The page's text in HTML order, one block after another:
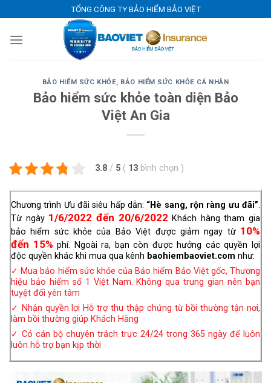
to
content
TỔNG CÔNG TY BẢO HIỂM BẢO VIỆT
BẢO HIỂM SỨC KHỎE, BẢO HIỂM SỨC KHỎE CÁ NHÂN
Bảo hiểm sức khỏe toàn diện Bảo
Việt An Gia
3.8 / 5 ( 13 bình chọn )
Chương trình Ưu đãi siêu hấp dẫn: “Hè sang, rộn ràng ưu đãi”.
Từ ngày 1/6/2022 đến 20/6/2022 Khách hàng tham gia
bảo hiểm sức khỏe của Bảo Việt được giảm ngay từ 10%
đến 15% phí. Ngoài ra, bạn còn được hưởng các quyền lợi
độc quyền khác khi mua qua kênh baohiembaoviet.com như:
✓ Mua bảo hiểm sức khỏe của Bảo hiểm Bảo Việt gốc, Thương
hiệu bảo hiểm số 1 Việt Nam. Không qua trung gian nên bạn
tuyệt đối yên tâm
✓ Nhận quyền lợi Hỗ trợ thu thập chứng từ bồi thường tận nơi,
làm bồi thường giúp Khách Hàng
✓ Có cán bộ chuyên trách trực 24/24 trong 365 ngày để luôn
luôn hỗ trợ bạn kịp thời